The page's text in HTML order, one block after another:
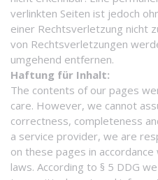
verlinkten Seiten ist jedoch
einer Rechtsverletzung nicht
von Rechtsverletzungen
umgehend entfernen.
Haftung für Inhalt:
The contents of our pages
care. However, we cannot
correctness, completeness
a service provider, we are
on these pages in
laws. According to § 5 DDG